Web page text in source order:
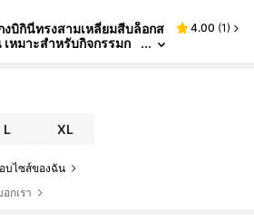
งบิกินี่ทรงสามเหลี่ยมสีบล็อกส
หมาะสำหรับกิจกรรมก
ชายามบ่าย, ตะวันตก, ล่องเ
เที่ยว, ทุกฤดู, เทศกาลดนตรี,
หรูหราสำหรับผู้หญิง ชุดว่ายน้
4.00 (1)
L XL
บไซส์ของฉัน
กเรา